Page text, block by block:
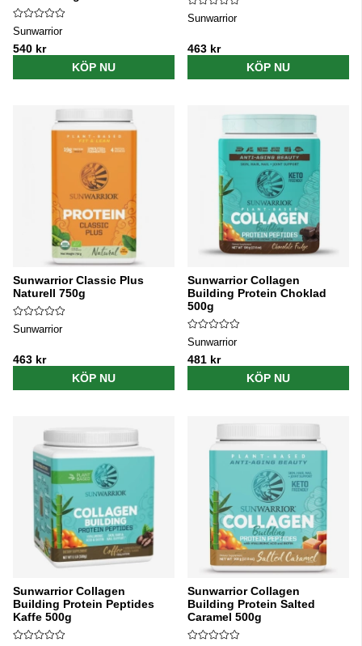
Sunwarrior
540 kr
KÖP NU
Sunwarrior
463 kr
KÖP NU
Sunwarrior Classic Plus
Naturell 750g
Sunwarrior
463 kr
KÖP NU
Sunwarrior Collagen
Building Protein Choklad
500g
Sunwarrior
481 kr
KÖP NU
Sunwarrior Collagen
Building Protein Peptides
Kaffe 500g
Sunwarrior Collagen
Building Protein Salted
Caramel 500g